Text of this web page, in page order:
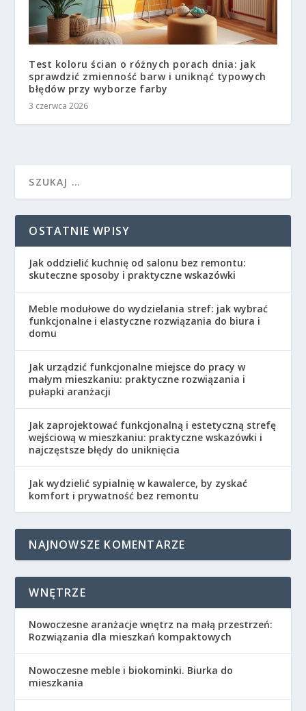
Test koloru ścian o różnych porach dnia: jak
sprawdzić zmienność barw i uniknąć typowych
błędów przy wyborze farby
3 czerwca 2026
OSTATNIE WPISY
Jak oddzielić kuchnię od salonu bez remontu:
skuteczne sposoby i praktyczne wskazówki
Meble modułowe do wydzielania stref: jak wybrać
funkcjonalne i elastyczne rozwiązania do biura i
domu
Jak urządzić funkcjonalne miejsce do pracy w
małym mieszkaniu: praktyczne rozwiązania i
pułapki aranżacji
Jak zaprojektować funkcjonalną i estetyczną strefę
wejściową w mieszkaniu: praktyczne wskazówki i
najczęstsze błędy do uniknięcia
Jak wydzielić sypialnię w kawalerce, by zyskać
komfort i prywatność bez remontu
NAJNOWSZE KOMENTARZE
WNĘTRZE
Nowoczesne aranżacje wnętrz na małą przestrzeń:
Rozwiązania dla mieszkań kompaktowych
Nowoczesne meble i biokominki. Biurka do
mieszkania